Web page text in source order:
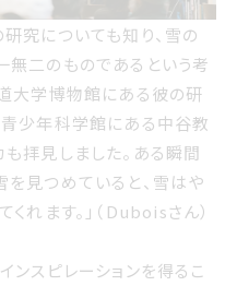
についても知り 雪の結
のものであるという考え
学博物館にある彼の研究
年科学館にある中谷教授
見しました ある瞬間にだ
めていると 雪はやはり尊
す Duboisさん
究についても知り、雪の
二のものであるという考
大学博物館にある彼の研
少年科学館にある中谷教
拝見しました。ある瞬間
見つめていると、雪はや
れます。」（Duboisさん）
ンスピレーションを得るこ